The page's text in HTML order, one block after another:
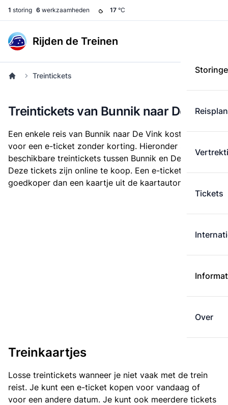
1 storing 6 werkzaamheden 17 °C
Rijden de Treinen
Tickets
Over
Treintickets
Treintickets van Bunnik naar De Vink
Een enkele reis van Bunnik naar De Vink kost € 14,90
voor een e-ticket zonder korting. Hieronder staan alle
beschikbare treintickets tussen Bunnik en De Vink.
Deze tickets zijn online te koop. Een e-ticket is altijd
goedkoper dan een kaartje uit de kaartautomaat.
Treinkaartjes
Losse treintickets wanneer je niet vaak met de trein
reist. Je kunt een e-ticket kopen voor vandaag of
voor een andere datum. Je kunt ook meerdere tickets